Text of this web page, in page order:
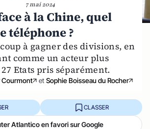
7 mai 2024
à la Chine, quel
téléphone ?
à gagner des divisions, en
comme un acteur plus
Etats pris séparément.
Courmont et Sophie Boisseau du Rocher
CLASSER
Atlantico en favori sur Google